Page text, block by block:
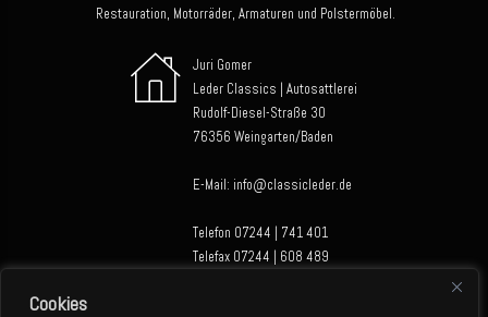
Cookies
Restauration, Motorräder, Armaturen und Polstermöbel.
Juri Gomer
Leder Classics | Autosattlerei
Rudolf-Diesel-Straße 30
76356 Weingarten/Baden
E-Mail: info@classicleder.de
Telefon 07244 | 741 401
Telefax 07244 | 608 489